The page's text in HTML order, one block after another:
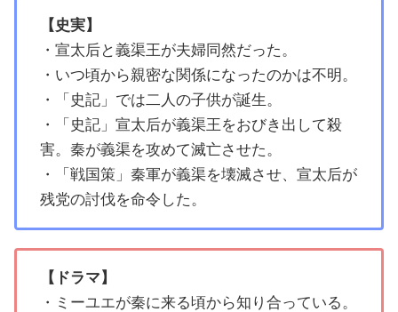
【史実】
・宣太后と義渠王が夫婦同然だった。
・いつ頃から親密な関係になったのかは不明。
・「史記」では二人の子供が誕生。
・「史記」宣太后が義渠王をおびき出して殺
害。秦が義渠を攻めて滅亡させた。
・「戦国策」秦軍が義渠を壊滅させ、宣太后が
残党の討伐を命令した。
【ドラマ】
・ミーユエが秦に来る頃から知り合っている。